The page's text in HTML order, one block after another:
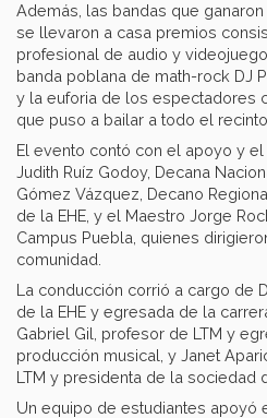
Además, las bandas que
se llevaron a casa premios
profesional de audio y
banda poblana de math-rock DJ
y la euforia de los espectadores
que puso a bailar a todo el recinto.
El evento contó con el apoyo y el
Judith Ruíz Godoy, Decana
Gómez Vázquez, Decano
de la EHE, y el Maestro Jorge
Campus Puebla, quienes
comunidad.
La conducción corrió a cargo de
de la EHE y egresada de la
Gabriel Gil, profesor de LTM y
producción musical, y Janet
LTM y presidenta de la sociedad
Un equipo de estudiantes apoyó